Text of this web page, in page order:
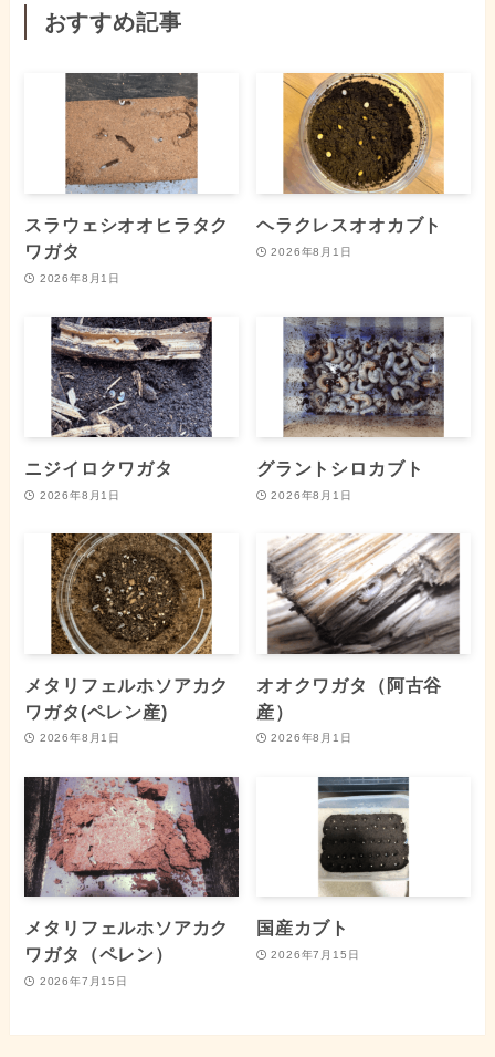
おすすめ記事
スラウェシオオヒラタク
ワガタ
2026年8月1日
ヘラクレスオオカブト
2026年8月1日
ニジイロクワガタ
2026年8月1日
グラントシロカブト
2026年8月1日
メタリフェルホソアカク
ワガタ(ペレン産)
2026年8月1日
オオクワガタ（阿古谷
産）
2026年8月1日
メタリフェルホソアカク
ワガタ（ペレン）
2026年7月15日
国産カブト
2026年7月15日